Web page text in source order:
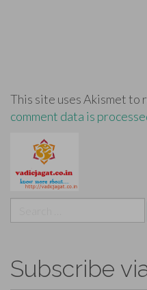
This site uses Akismet to
comment data is
for:
Subscribe